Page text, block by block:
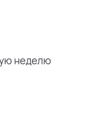
неделю